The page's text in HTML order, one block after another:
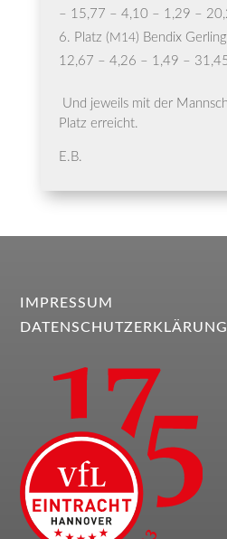
– 15,77 – 4,10 – 1,29 –
Platz ( M14) Ben­dix
12,67 – 4,26 – 1,49 –
Und jeweils mit der
Platz erreicht.
E.B.
IMPRESSUM
DATENSCHUTZERKLÄRUNG